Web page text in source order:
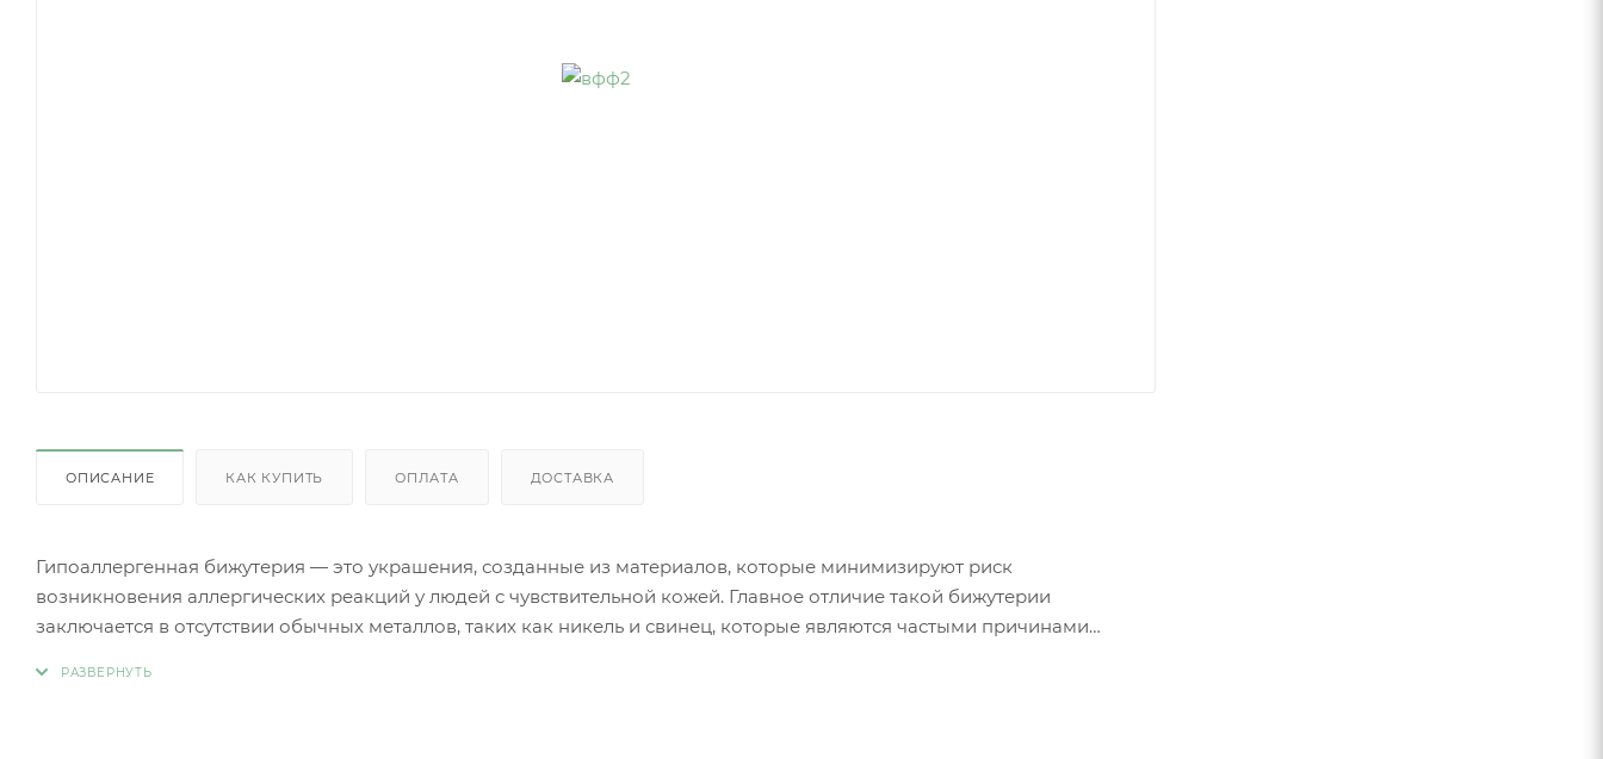
ОПИСАНИЕ КАК КУПИТЬ ОПЛАТА ДОСТАВКА
Гипоаллергенная бижутерия — это украшения, созданные из материалов, которые минимизируют риск
возникновения аллергических реакций у людей с чувствительной кожей. Главное отличие такой бижутерии
заключается в отсутствии обычных металлов, таких как никель и свинец, которые являются частыми причинами